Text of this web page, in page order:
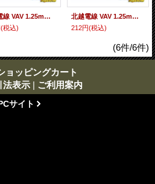
北越電線 VAV 1.25mm2 切り売り 1M 黄
(税込)
北越電線 VAV 1.25mm2 切り売り 1M 青
212円(税込)
(6件/6件)
ョッピングカート
法表示 | ご利用案内
サイト